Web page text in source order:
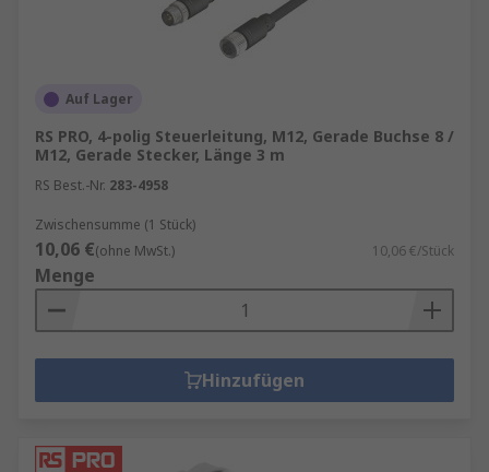
Auf Lager
RS PRO, 4-polig Steuerleitung, M12, Gerade Buchse 8 /
M12, Gerade Stecker, Länge 3 m
RS Best.-Nr. 283-4958
Zwischensumme (1 Stück)
10,06 €(ohne MwSt.) 10,06 €/Stück
Menge
Hinzufügen